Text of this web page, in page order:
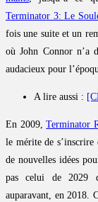
Terminator 3: Le
fois une suite et un
où John Connor n’a
audacieux pour
A lire aussi :
En 2009,Terminator
le mérite de s’inscrire
de nouvelles idées
pas celui de 2029
auparavant, en 2018.